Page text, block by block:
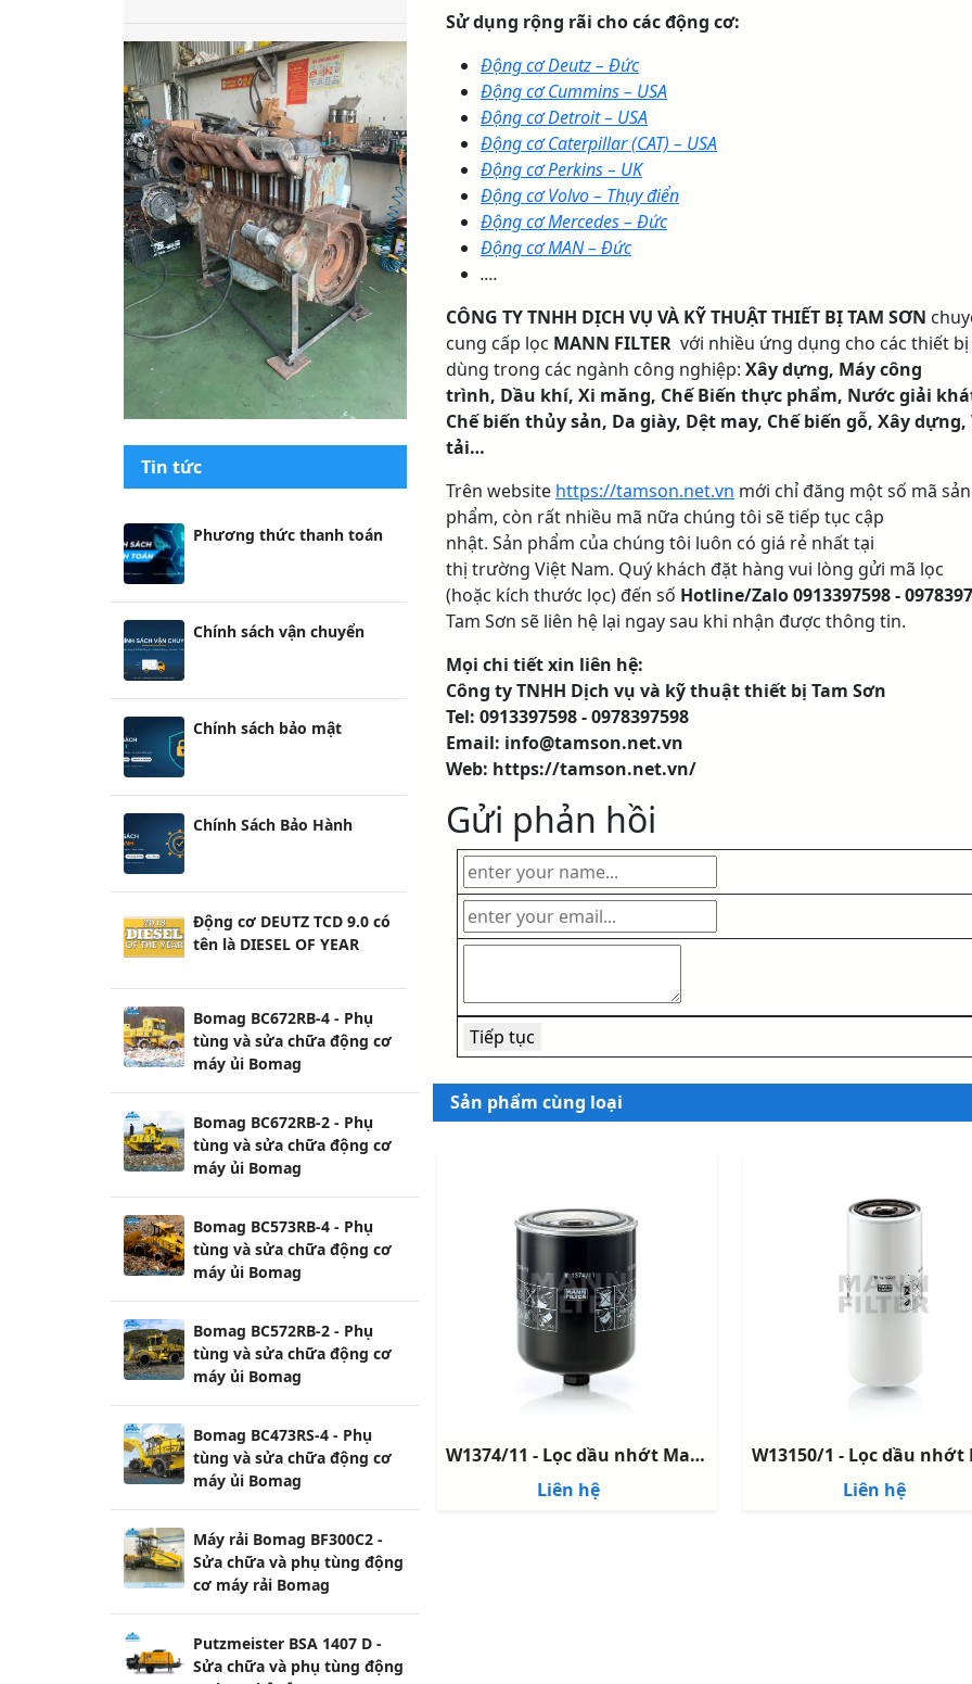
Tin tức
Phương thức thanh toán
Chính sách vận chuyển
Chính Sách Bảo Hành
Động cơ DEUTZ TCD 9.0 có
tên là DIESEL OF YEAR
Bomag BC672RB-4 - Phụ
Bomag BC672RB-2 - Phụ
Bomag BC573RB-4 - Phụ
Sử dụng rộng rãi cho các động cơ:
Động cơ Deutz – Đức
Động cơ Cummins – USA
Động cơ Detroit – USA
Động cơ Caterpillar (CAT) – USA
Động cơ Perkins – UK
Động cơ Volvo – Thụy điển
Động cơ Mercedes – Đức
Động cơ MAN – Đức
....
CÔNG TY TNHH DỊCH VỤ VÀ KỸ THUẬT THIẾT BỊ TAM SƠN
cung cấp lọc MANN FILTER với nhiều ứng dụng cho các thiết bị
dùng trong các ngành công nghiệp: Xây dựng, Máy công
trình, Dầu khí, Xi măng, Chế Biến thực phẩm, Nước giải
Chế biến thủy sản, Da giày, Dệt may, Chế biến gỗ, Xây dựng,
tải…
Trên website https://tamson.net.vn mới chỉ đăng một số mã sản
phẩm, còn rất nhiều mã nữa chúng tôi sẽ tiếp tục cập
nhật. Sản phẩm của chúng tôi luôn có giá rẻ nhất tại
thị trường Việt Nam. Quý khách đặt hàng vui lòng gửi mã lọc
(hoặc kích thước lọc) đến số Hotline/Zalo0913397598 -
Tam Sơn sẽ liên hệ lại ngay sau khi nhận được thông tin.
Mọi chi tiết xin liên hệ:
Công ty TNHH Dịch vụ và kỹ thuật thiết bị Tam Sơn
Tel: 0913397598 - 0978397598
Email: info@tamson.net.vn
Web: https://tamson.net.vn/
Gửi phản hồi
Sản phẩm cùng loại
W1374/11 - Lọc dầu nhớt Mann - Oil Filter - Mann Filter
Liên hệ
Liên hệ